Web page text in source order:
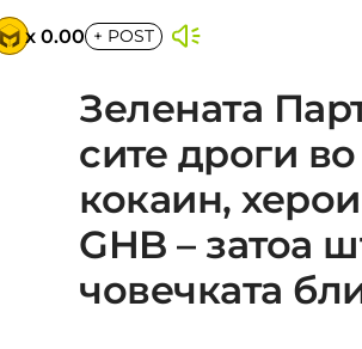
x 0.00 + POST
Зелената
сите дроги
кокаин,
GHB – затоа
човечката